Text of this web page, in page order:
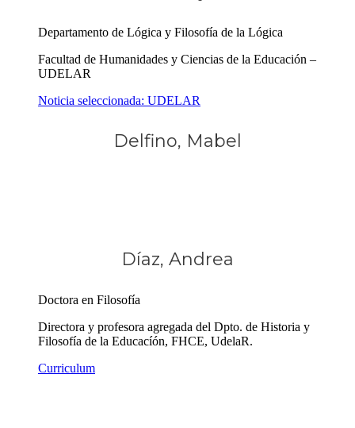
Departamento de Lógica y Filosofía de la Lógica
Facultad de Humanidades y Ciencias de la Educación –
UDELAR
Noticia seleccionada: UDELAR
Delfino, Mabel
Díaz, Andrea
Doctora en Filosofía
Directora y profesora agregada del Dpto. de Historia y
Filosofía de la Educacíón, FHCE, UdelaR.
Curriculum